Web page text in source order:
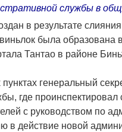
службы в
в результате
была образована
Тантао в районе
генеральный
где
с руководством по
в действие новой